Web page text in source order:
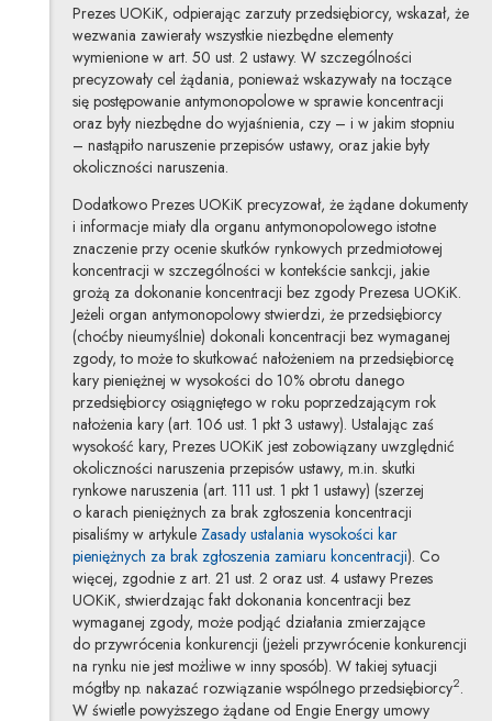
Prezes UOKiK, odpierając zarzuty przedsiębiorcy, wskazał, że
wezwania zawierały wszystkie niezbędne elementy
wymienione w art. 50 ust. 2 ustawy. W szczególności
precyzowały cel żądania, ponieważ wskazywały na toczące
się postępowanie antymonopolowe w sprawie koncentracji
oraz były niezbędne do wyjaśnienia, czy – i w jakim stopniu
– nastąpiło naruszenie przepisów ustawy, oraz jakie były
okoliczności naruszenia.
Dodatkowo Prezes UOKiK precyzował, że żądane dokumenty
i informacje miały dla organu antymonopolowego istotne
znaczenie przy ocenie skutków rynkowych przedmiotowej
koncentracji w szczególności w kontekście sankcji, jakie
grożą za dokonanie koncentracji bez zgody Prezesa UOKiK.
Jeżeli organ antymonopolowy stwierdzi, że przedsiębiorcy
(choćby nieumyślnie) dokonali koncentracji bez wymaganej
zgody, to może to skutkować nałożeniem na przedsiębiorcę
kary pieniężnej w wysokości do 10% obrotu danego
przedsiębiorcy osiągniętego w roku poprzedzającym rok
nałożenia kary (art. 106 ust. 1 pkt 3 ustawy). Ustalając zaś
wysokość kary, Prezes UOKiK jest zobowiązany uwzględnić
okoliczności naruszenia przepisów ustawy, m.in. skutki
rynkowe naruszenia (art. 111 ust. 1 pkt 1 ustawy) (szerzej
o karach pieniężnych za brak zgłoszenia koncentracji
pisaliśmy w artykule Zasady ustalania wysokości kar
pieniężnych za brak zgłoszenia zamiaru koncentracji). Co
więcej, zgodnie z art. 21 ust. 2 oraz ust. 4 ustawy Prezes
UOKiK, stwierdzając fakt dokonania koncentracji bez
wymaganej zgody, może podjąć działania zmierzające
do przywrócenia konkurencji (jeżeli przywrócenie konkurencji
na rynku nie jest możliwe w inny sposób). W takiej sytuacji
mógłby np. nakazać rozwiązanie wspólnego przedsiębiorcy2.
W świetle powyższego żądane od Engie Energy umowy